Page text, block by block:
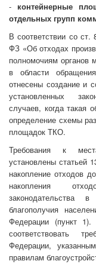
- контейнерные
отдельных групп
В соответствии со
ФЗ «Об отходах
полномочиям органов
в области
отнесены создание и
установленных
случаев, когда такая
определение схемы
площадок ТКО.
Требования к
установлены статьей
накопление отходов
накопления
законодательства в
благополучия
Федерации (пункт
соответствовать
Федерации,
правилам